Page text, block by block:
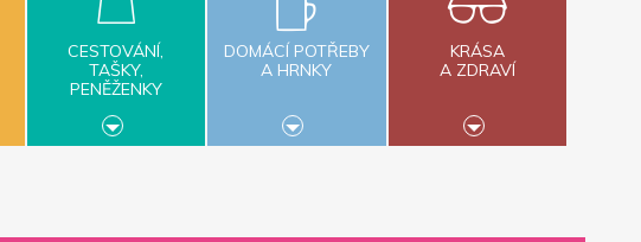
CESTOVÁNÍ,
TAŠKY,
PENĚŽENKY
DOMÁCÍ POTŘEBY
A HRNKY
KRÁSA
A ZDRAVÍ